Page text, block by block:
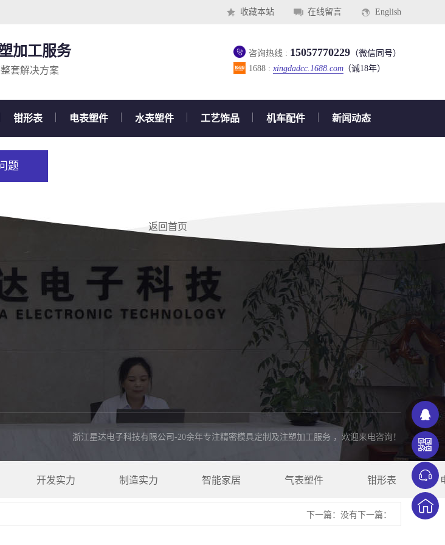
收藏本站 在线留言 English
咨询热线 : 15057770229 （微信同号）
1688 : xingdadcc.1688.com（诚18年）
加工服务
套解决方案
钳形表 电表塑件 水表塑件 工艺饰品 机车配件 新闻动态
题
例展示1
10-12 17:02:49 人气：
服热线：0577-62110958。欢迎您的来电咨询！
下一篇：没有下一篇：
返回首页
浙江星达电子科技有限公司-20余年专注精密模具定制及注塑加工服务 ，欢迎来电咨询！
开发实力 制造实力 智能家居 气表塑件 钳形表